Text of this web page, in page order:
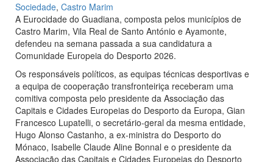
Sociedade, Castro Marim
A Eurocidade do Guadiana, composta pelos municípios de
Castro Marim, Vila Real de Santo António e Ayamonte,
defendeu na semana passada a sua candidatura a
Comunidade Europeia do Desporto 2026.
Os responsáveis políticos, as equipas técnicas desportivas e
a equipa de cooperação transfronteiriça receberam uma
comitiva composta pelo presidente da Associação das
Capitais e Cidades Europeias do Desporto da Europa, Gian
Francesco Lupatelli, o secretário-geral da mesma entidade,
Hugo Alonso Castanho, a ex-ministra do Desporto do
Mónaco, Isabelle Claude Aline Bonnal e o presidente da
Associação das Capitais e Cidades Europeias do Desporto